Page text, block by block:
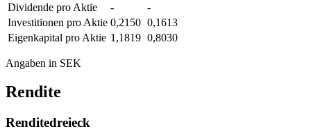
Dividende pro Aktie
-
-
Investitionen pro Aktie 0,2150 0,1613
Eigenkapital pro Aktie 1,1819 0,8030
Angaben in SEK
Rendite
Renditedreieck